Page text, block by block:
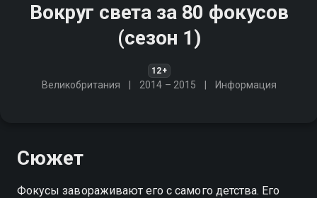
Вокруг света за 80 фокусов
(сезон 1)
12+
Великобритания 2014 – 2015 Информация
Сюжет
Фокусы завораживают его с самого детства. Его